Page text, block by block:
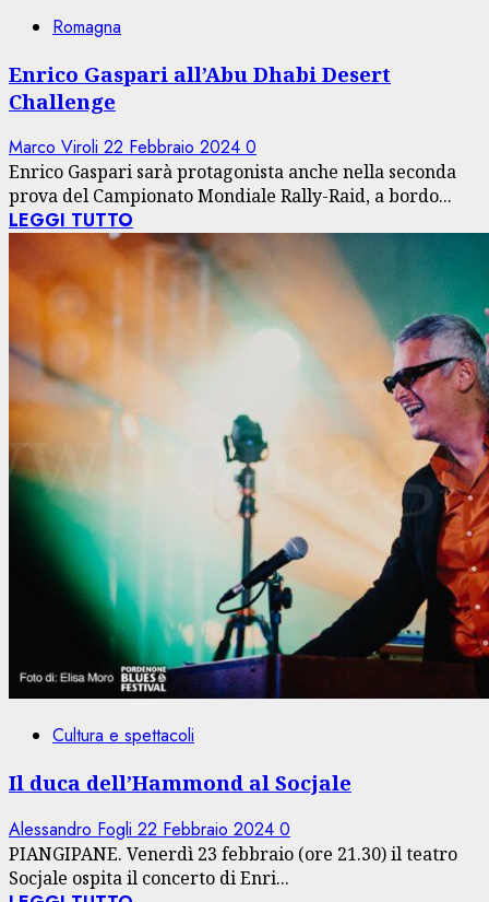
Romagna
Enrico Gaspari all’Abu Dhabi Desert
Challenge
Marco Viroli 22 Febbraio 2024 0
Enrico Gaspari sarà protagonista anche nella seconda
prova del Campionato Mondiale Rally-Raid, a bordo...
LEGGI TUTTO
Cultura e spettacoli
Il duca dell’Hammond al Socjale
Alessandro Fogli 22 Febbraio 2024 0
PIANGIPANE. Venerdì 23 febbraio (ore 21.30) il teatro
Socjale ospita il concerto di Enri...